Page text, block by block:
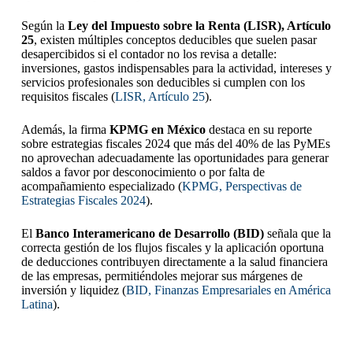
Según la Ley del Impuesto sobre la Renta (LISR), Artículo
25, existen múltiples conceptos deducibles que suelen pasar
desapercibidos si el contador no los revisa a detalle:
inversiones, gastos indispensables para la actividad, intereses y
servicios profesionales son deducibles si cumplen con los
requisitos fiscales (LISR, Artículo 25).
Además, la firma KPMG en Méxicodestaca en su reporte
sobre estrategias fiscales 2024 que más del 40% de las PyMEs
no aprovechan adecuadamente las oportunidades para generar
saldos a favor por desconocimiento o por falta de
acompañamiento especializado (KPMG, Perspectivas de
Estrategias Fiscales 2024).
El Banco Interamericano de Desarrollo (BID)señala que la
correcta gestión de los flujos fiscales y la aplicación oportuna
de deducciones contribuyen directamente a la salud financiera
de las empresas, permitiéndoles mejorar sus márgenes de
inversión y liquidez (BID, Finanzas Empresariales en América
Latina).